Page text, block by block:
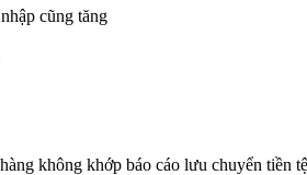
cũng tăng
không khớp báo cáo lưu chuyển tiền tệ